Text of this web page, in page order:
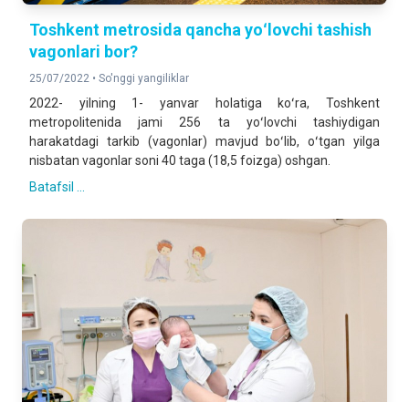
Toshkent metrosida qancha yoʻlovchi tashish
vagonlari bor?
25/07/2022 • So'nggi yangiliklar
2022- yilning 1- yanvar holatiga koʻra, Toshkent
metropolitenida jami 256 ta yoʻlovchi tashiydigan
harakatdagi tarkib (vagonlar) mavjud boʻlib, oʻtgan yilga
nisbatan vagonlar soni 40 taga (18,5 foizga) oshgan.
Batafsil ...